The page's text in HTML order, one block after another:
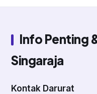
Info Penting
Singaraja
Kontak Darurat